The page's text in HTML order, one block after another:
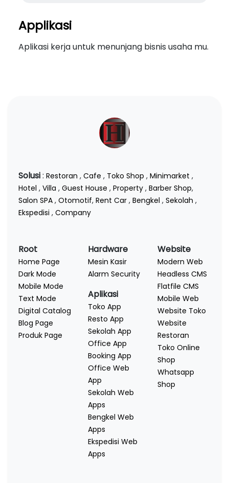
Applikasi
Aplikasi kerja untuk menunjang bisnis usaha mu.
Solusi: Restoran , Cafe , Toko Shop , Minimarket ,
Hotel , Villa , Guest House , Property , Barber Shop,
Salon SPA , Otomotif, Rent Car , Bengkel , Sekolah ,
Ekspedisi , Company
Root
Home Page
Dark Mode
Mobile Mode
Text Mode
Digital Catalog
Blog Page
Produk Page
Hardware
Mesin Kasir
Alarm Security
Aplikasi
Toko App
Resto App
Sekolah App
Office App
Booking App
Office Web
App
Sekolah Web
Apps
Bengkel Web
Apps
Ekspedisi Web
Apps
Website
Modern Web
Headless CMS
Flatfile CMS
Mobile Web
Website Toko
Website
Restoran
Toko Online
Shop
Whatsapp
Shop